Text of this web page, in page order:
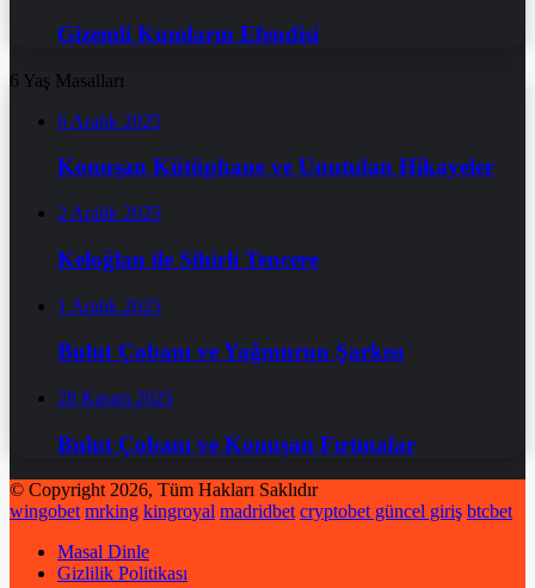
Gizemli Kumların Efendisi
6 Yaş Masalları
6 Aralık 2025
Konuşan Kütüphane ve Unutulan Hikayeler
2 Aralık 2025
Keloğlan ile Sihirli Tencere
1 Aralık 2025
Bulut Çobanı ve Yağmurun Şarkısı
28 Kasım 2025
Bulut Çobanı ve Konuşan Fırtınalar
© Copyright 2026, Tüm Hakları Saklıdır
wingobet mrking kingroyal madridbet cryptobet güncel giriş btcbet
Masal Dinle
Gizlilik Politikası